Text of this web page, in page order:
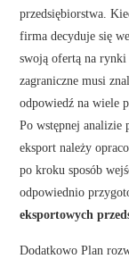
przedsiębiorstwa.
firma decyduje się
swoją ofertą na rynki
zagraniczne musi
odpowiedź na wiele
Po wstępnej analizie
eksport należy
po kroku sposób
odpowiednio
eksportowych
Dodatkowo Plan